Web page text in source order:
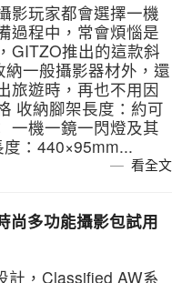
影玩家都會選擇一機
過程中，常會煩惱是
GITZO推出的這款斜
一般攝影器材外，還
旅遊時，再也不用因
收納腳架長度：約可
一機一鏡一閃燈及其
：440×95mm...
看全文
多功能攝影包試用
計，Classified AW系